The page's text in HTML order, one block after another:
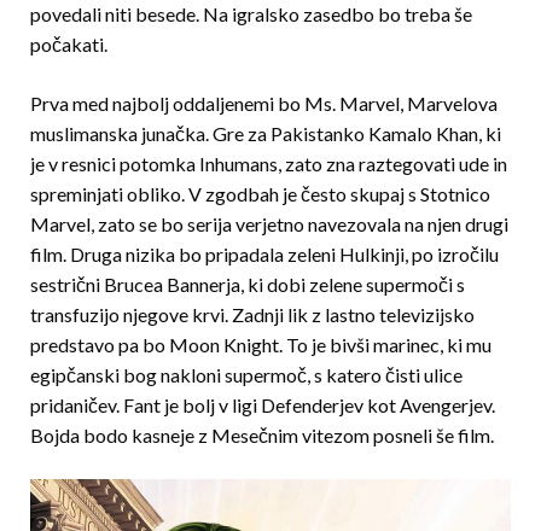
povedali niti besede. Na igralsko zasedbo bo treba še
počakati.
Prva med najbolj oddaljenemi bo Ms. Marvel, Marvelova
muslimanska junačka. Gre za Pakistanko Kamalo Khan, ki
je v resnici potomka Inhumans, zato zna raztegovati ude in
spreminjati obliko. V zgodbah je često skupaj s Stotnico
Marvel, zato se bo serija verjetno navezovala na njen drugi
film. Druga nizika bo pripadala zeleni Hulkinji, po izročilu
sestrični Brucea Bannerja, ki dobi zelene supermoči s
transfuzijo njegove krvi. Zadnji lik z lastno televizijsko
predstavo pa bo Moon Knight. To je bivši marinec, ki mu
egipčanski bog nakloni supermoč, s katero čisti ulice
pridaničev. Fant je bolj v ligi Defenderjev kot Avengerjev.
Bojda bodo kasneje z Mesečnim vitezom posneli še film.